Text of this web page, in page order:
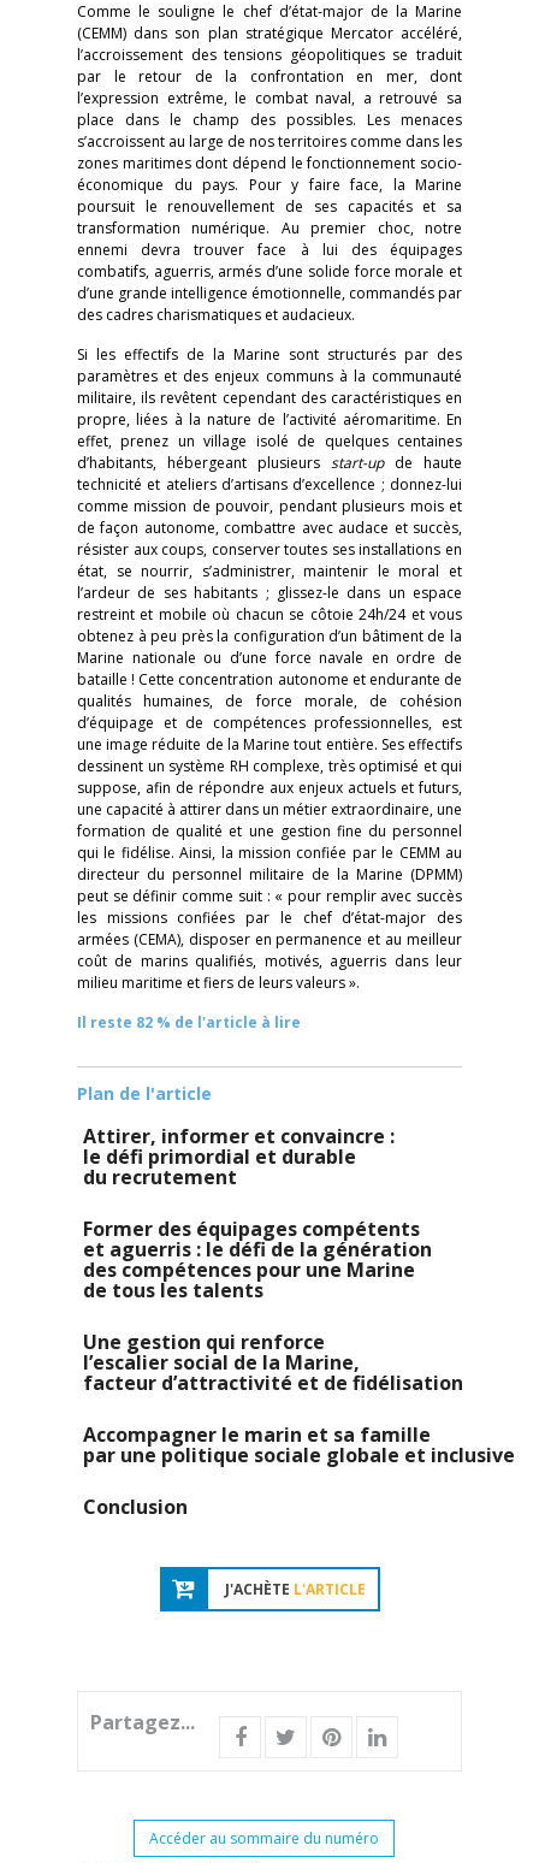
Comme le souligne le chef d’état-major de la Marine
(CEMM) dans son plan stratégique Mercator accéléré,
l’accroissement des tensions géopolitiques se traduit
par le retour de la confrontation en mer, dont
l’expression extrême, le combat naval, a retrouvé sa
place dans le champ des possibles. Les menaces
s’accroissent au large de nos territoires comme dans les
zones maritimes dont dépend le fonctionnement socio-
économique du pays. Pour y faire face, la Marine
poursuit le renouvellement de ses capacités et sa
transformation numérique. Au premier choc, notre
ennemi devra trouver face à lui des équipages
combatifs, aguerris, armés d’une solide force morale et
d’une grande intelligence émotionnelle, commandés par
des cadres charismatiques et audacieux.
Si les effectifs de la Marine sont structurés par des
paramètres et des enjeux communs à la communauté
militaire, ils revêtent cependant des caractéristiques en
propre, liées à la nature de l’activité aéromaritime. En
effet, prenez un village isolé de quelques centaines
d’habitants, hébergeant plusieurs start-upde haute
technicité et ateliers d’artisans d’excellence ; donnez-lui
comme mission de pouvoir, pendant plusieurs mois et
de façon autonome, combattre avec audace et succès,
résister aux coups, conserver toutes ses installations en
état, se nourrir, s’administrer, maintenir le moral et
l’ardeur de ses habitants ; glissez-le dans un espace
restreint et mobile où chacun se côtoie 24h/24 et vous
obtenez à peu près la configuration d’un bâtiment de la
Marine nationale ou d’une force navale en ordre de
bataille ! Cette concentration autonome et endurante de
qualités humaines, de force morale, de cohésion
d’équipage et de compétences professionnelles, est
une image réduite de la Marine tout entière. Ses effectifs
dessinent un système RH complexe, très optimisé et qui
suppose, afin de répondre aux enjeux actuels et futurs,
une capacité à attirer dans un métier extraordinaire, une
formation de qualité et une gestion fine du personnel
qui le fidélise. Ainsi, la mission confiée par le CEMM au
directeur du personnel militaire de la Marine (DPMM)
peut se définir comme suit : « pour remplir avec succès
les missions confiées par le chef d’état-major des
armées (CEMA), disposer en permanence et au meilleur
coût de marins qualifiés, motivés, aguerris dans leur
milieu maritime et fiers de leurs valeurs ».
Il reste 82 % de l'article à lire
Plan de l'article
Attirer, informer et convaincre :
le défi primordial et durable
du recrutement
Former des équipages compétents
et aguerris : le défi de la génération
des compétences pour une Marine
de tous les talents
Une gestion qui renforce
l’escalier social de la Marine,
facteur d’attractivité et de fidélisation
Accompagner le marin et sa famille
par une politique sociale globale et inclusive
Conclusion
J'ACHÈTE L'ARTICLE
Partagez...
Accéder au sommaire du numéro